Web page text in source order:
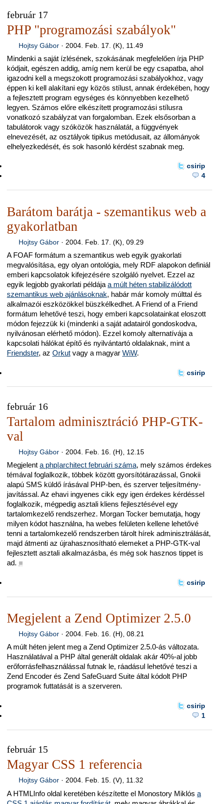
február 17
PHP "programozási szabályok"
Hojtsy Gábor· 2004. Feb. 17. (K), 11.49
Mindenki a saját ízlésének, szokásának megfelelően írja PHP
kódjait, egészen addig, amíg nem kerül be egy csapatba, ahol
igazodni kell a megszokott programozási szabályokhoz, vagy
éppen ki kell alakítani egy közös stílust, annak érdekében, hogy
a fejlesztett program egységes és könnyebben kezelhető
legyen. Számos előre elkészített programozási stílusra
vonatkozó szabályzat van forgalomban. Ezek elsősorban a
tabulátorok vagy szóközök használatát, a függvények
elnevezését, az osztályok tipikus metódusait, az állományok
elhelyezkedését, és sok hasonló kérdést szabnak meg.
csirip
4
Barátom barátja - szemantikus web a
gyakorlatban
Hojtsy Gábor· 2004. Feb. 17. (K), 09.29
A FOAF formátum a szemantikus web egyik gyakorlati
megvalósítása, egy olyan ontológia, mely RDF alapokon definiál
emberi kapcsolatok kifejezésére szolgáló nyelvet. Ezzel az
egyik legjobb gyakorlati példája a múlt héten stabilizálódott
szemantikus web ajánlásoknak, habár már komoly múlttal és
alkalmazói eszközökkel büszkélkedhet. A Friend of a Friend
formátum lehetővé teszi, hogy emberi kapcsolatainkat eloszott
módon fejezzük ki (mindenki a saját adatairól gondoskodva,
nyilvánosan elérhető módon). Ezzel komoly alternatívája a
kapcsolati hálókat építő és nyilvántartó oldalaknak, mint a
Friendster, az Orkut vagy a magyar WiW.
csirip
február 16
Tartalom adminisztráció PHP-GTK-
val
Hojtsy Gábor· 2004. Feb. 16. (H), 12.15
Megjelent a php|architect februári száma, mely számos érdekes
témával foglalkozik, többek között gyorsítótárazással, Gnokii
alapú SMS küldő írásával PHP-ben, és szerver teljesítmény-
javítással. Az ehavi ingyenes cikk egy igen érdekes kérdéssel
foglalkozik, mégpedig asztali kliens fejlesztésével egy
tartalomkezelő rendszerhez. Morgan Tocker bemutatja, hogy
milyen kódot használna, ha webes felületen kellene lehetővé
tenni a tartalomkezelő rendszerben tárolt hírek adminisztrálását,
majd átmenti az újrahasznosítható elemeket a PHP-GTK-val
fejlesztett asztali alkalmazásba, és még sok hasznos tippet is
ad. ■
csirip
Megjelent a Zend Optimizer 2.5.0
Hojtsy Gábor· 2004. Feb. 16. (H), 08.21
A múlt héten jelent meg a Zend Optimizer 2.5.0-ás változata.
Használatával a PHP által generált oldalak akár 40%-al jobb
erőforrásfelhasználással futnak le, ráadásul lehetővé teszi a
Zend Encoder és Zend SafeGuard Suite által kódolt PHP
programok futtatását is a szerveren.
csirip
1
február 15
Magyar CSS 1 referencia
Hojtsy Gábor· 2004. Feb. 15. (V), 11.32
A HTMLInfo oldal keretében készítette el Monostory Miklós a